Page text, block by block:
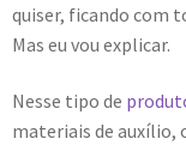
quiser, ficando com
Mas eu vou explicar.
Nesse tipo de
materiais de auxílio,